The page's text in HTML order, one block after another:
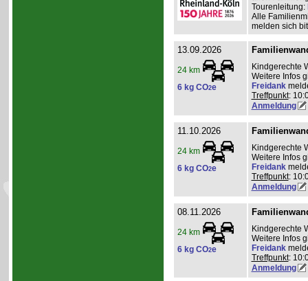
Tourenleitung:
Alle
melden sich
13.09.2026
24 km
6 kg CO2e
Kindgerechte
Weitere Infos
Freidank
Treffpunkt:
Anmeldung
11.10.2026
24 km
6 kg CO2e
Kindgerechte
Weitere Infos
Freidank
Treffpunkt:
Anmeldung
08.11.2026
24 km
6 kg CO2e
Kindgerechte
Weitere Infos
Freidank
Treffpunkt:
Anmeldung